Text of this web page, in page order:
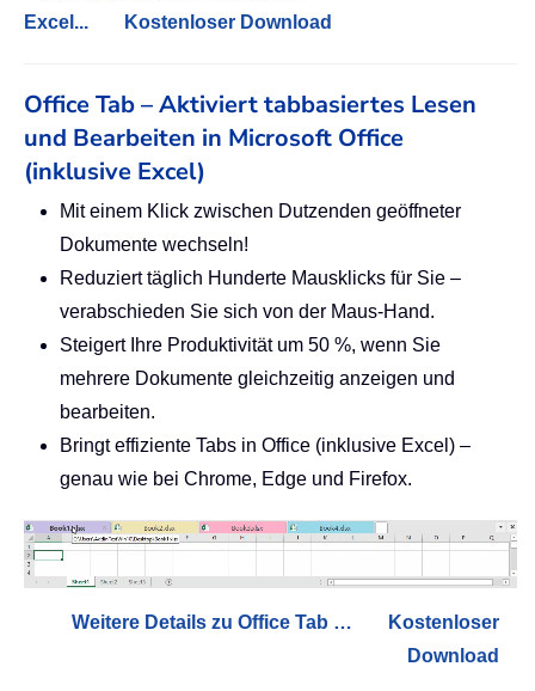
Excel...
Kostenloser Download
Office Tab – Aktiviert tabbasiertes Lesen
und Bearbeiten in Microsoft Office
(inklusive Excel)
Mit einem Klick zwischen Dutzenden geöffneter
Dokumente wechseln!
Reduziert täglich Hunderte Mausklicks für Sie –
verabschieden Sie sich von der Maus-Hand.
Steigert Ihre Produktivität um 50 %, wenn Sie
mehrere Dokumente gleichzeitig anzeigen und
bearbeiten.
Bringt effiziente Tabs in Office (inklusive Excel) –
genau wie bei Chrome, Edge und Firefox.
Weitere Details zu Office Tab …
Kostenloser
Download